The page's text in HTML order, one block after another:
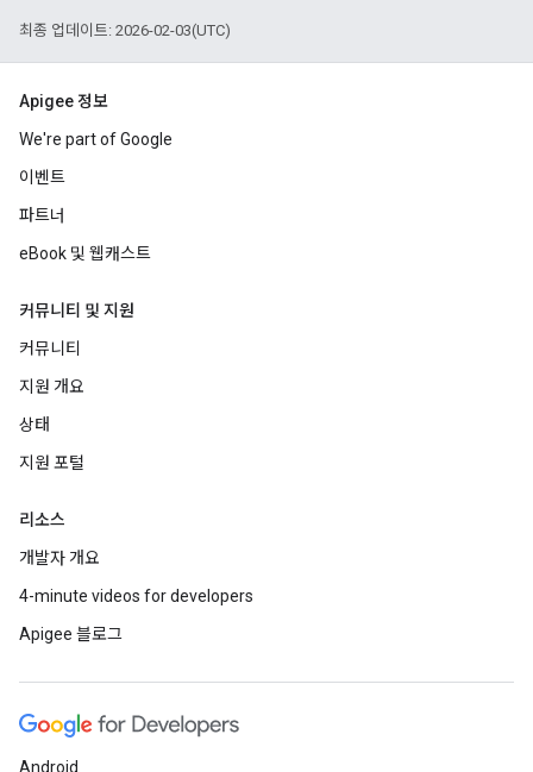
최종 업데이트: 2026-02-03(UTC)
Apigee 정보
We're part of Google
이벤트
파트너
eBook 및 웹캐스트
커뮤니티 및 지원
커뮤니티
지원 개요
상태
지원 포털
리소스
개발자 개요
4-minute videos for developers
Apigee 블로그
Android